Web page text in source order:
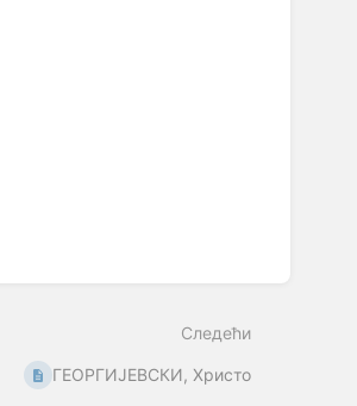
Следећи
ГЕОРГИЈЕВСКИ, Христо